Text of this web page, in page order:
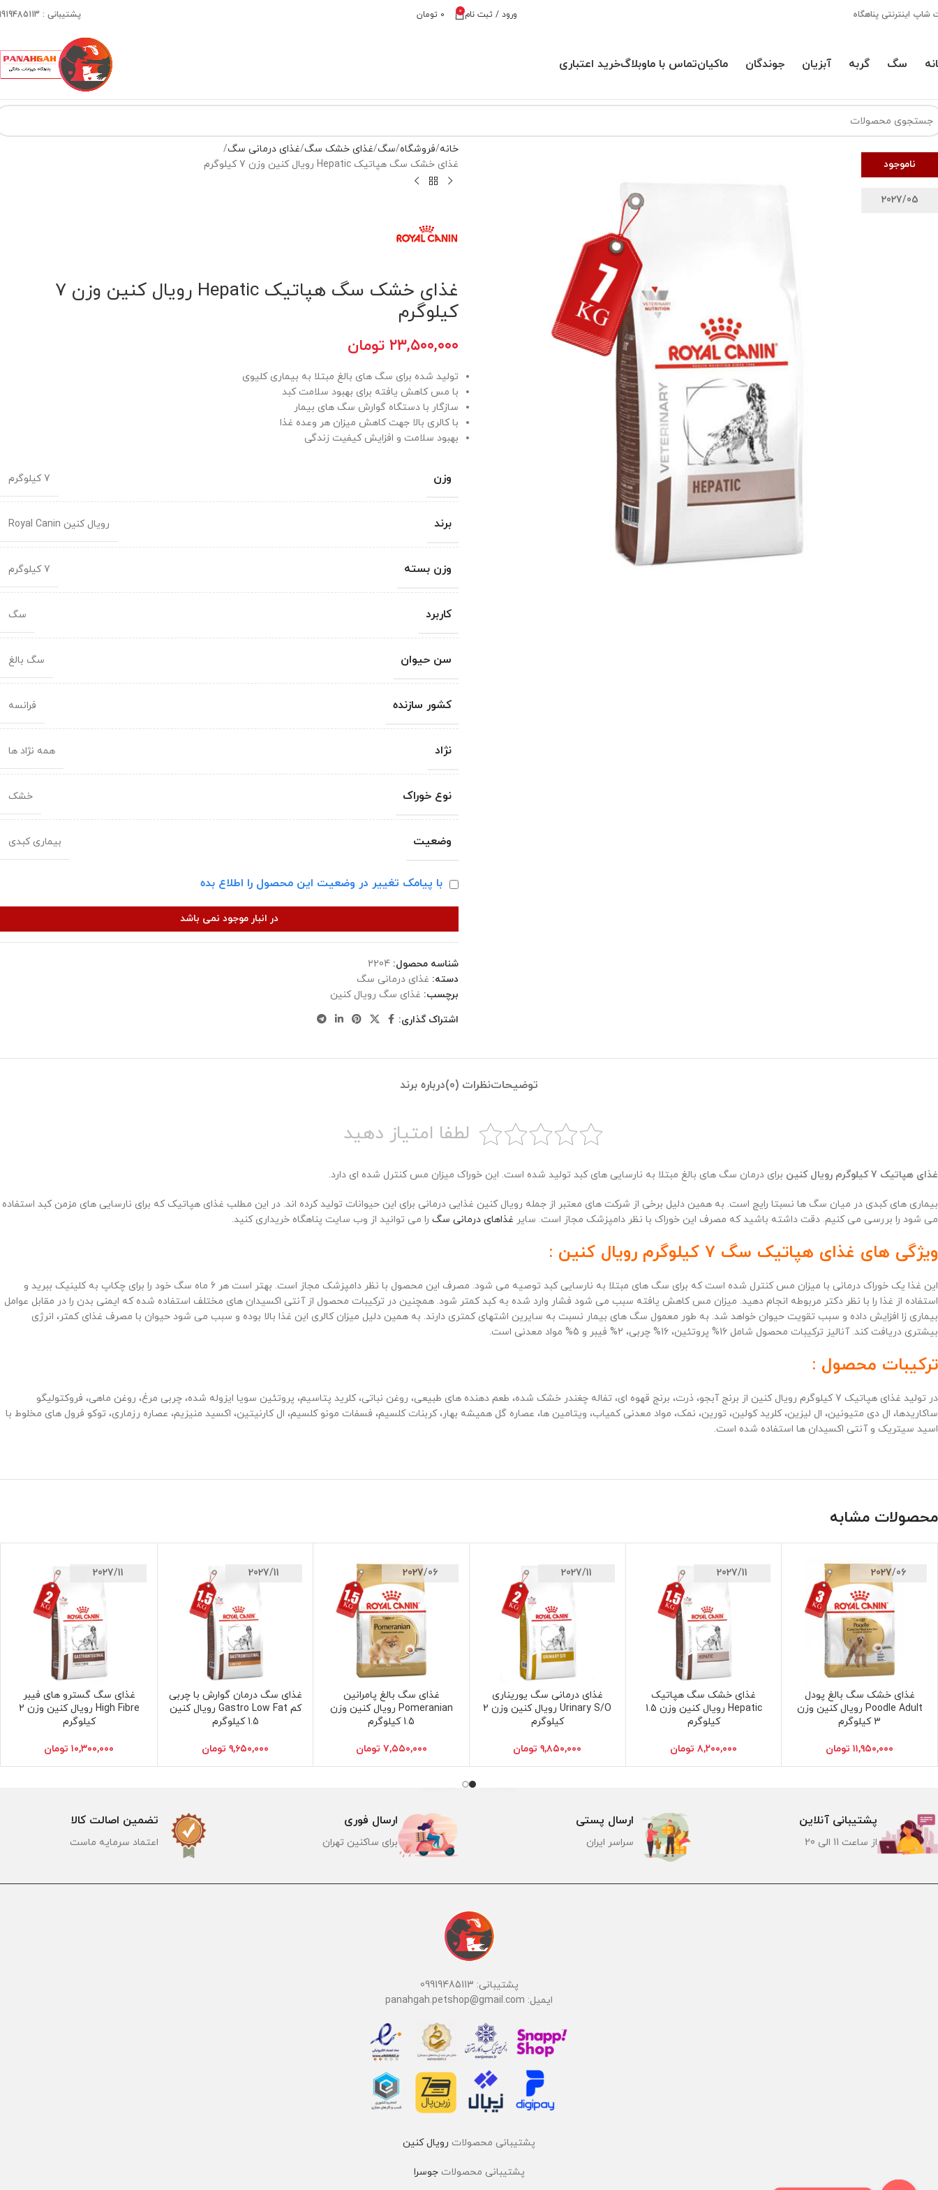
شاپ اینترنتی پناهگاه ورود / ثبت نام 0 ۰ تومان پشتیبانی : 09919485113
سگ گربه آبزیان جوندگان ماکیانتماس با ماوبلاگخرید اعتباری
ناموجود
2027/05
خانه فروشگاه سگ غذای خشک سگ غذای درمانی سگ
غذای خشک سگ هپاتیک Hepatic رویال کنین وزن 7 کیلوگرم
غذای خشک سگ هپاتیک Hepatic رویال کنین وزن 7
کیلوگرم
۲۳,۵۰۰,۰۰۰ تومان
تولید شده برای سگ های بالغ مبتلا به بیماری کلیوی
با مس کاهش یافته برای بهبود سلامت کبد
سازگار با دستگاه گوارش سگ های بیمار
با کالری بالا جهت کاهش میزان هر وعده غذا
بهبود سلامت و افزایش کیفیت زندگی
وزن 7 کیلوگرم
برند رویال کنین Royal Canin
وزن بسته 7 کیلوگرم
کاربرد سگ
سن حیوان سگ بالغ
کشور سازنده فرانسه
نژاد همه نژاد ها
نوع خوراک خشک
وضعیت بیماری کبدی
با پیامک تغییر در وضعیت این محصول را اطلاع بده
در انبار موجود نمی باشد
شناسه محصول: 2204
دسته: غذای درمانی سگ
برچسب: غذای سگ رویال کنین
اشتراک گذاری:
توضیحاتنظرات (0) درباره برند
لطفا امتیاز دهید
غذای هپاتیک 7 کیلوگرم رویال کنین برای درمان سگ های بالغ مبتلا به نارسایی های کبد تولید شده است. این خوراک میزان مس کنترل شده ای دارد.
بیماری های کبدی در میان سگ ها نسبتا رایج است. به همین دلیل برخی از شرکت های معتبر از جمله رویال کنین غذایی درمانی برای این حیوانات تولید کرده اند. در این مطلب غذای هپاتیک که برای نارسایی های مزمن کبد استفاده
می شود را بررسی می کنیم. دقت داشته باشید که مصرف این خوراک با نظر دامپزشک مجاز است. سایر غذاهای درمانی سگ را می توانید از وب سایت پناهگاه خریداری کنید.
ویژگی های غذای هپاتیک سگ 7 کیلوگرم رویال کنین :
این غذا یک خوراک درمانی با میزان مس کنترل شده است که برای سگ های مبتلا به نارسایی کبد توصیه می شود. مصرف این محصول با نظر دامپزشک مجاز است. بهتر است هر 6 ماه سگ خود را برای چکاپ به کلینیک ببرید و
استفاده از غذا را با نظر دکتر مربوطه انجام دهید. میزان مس کاهش یافته سبب می شود فشار وارد شده به کبد کمتر شود. همچنین در ترکیبات محصول از آنتی اکسیدان های مختلف استفاده شده که ایمنی بدن را در مقابل عوامل
بیماری زا افزایش داده و سبب تقویت حیوان خواهد شد. به طور معمول سگ های بیمار نسبت به سایرین اشتهای کمتری دارند. به همین دلیل میزان کالری این غذا بالا بوده و سبب می شود حیوان با مصرف غذای کمتر، انرژی
بیشتری دریافت کند. آنالیز ترکیبات محصول شامل 16% پروتئین، 16% چربی، 2% فیبر و 5% مواد معدنی است.
ترکیبات محصول :
در تولید غذای هپاتیک 7 کیلوگرم رویال کنین از برنج آبجو، ذرت، برنج قهوه ای، تفاله چغندر خشک شده، طعم دهنده های طبیعی، روغن نباتی، کلرید پتاسیم، پروتئین سویا ایزوله شده، چربی مرغ، روغن ماهی،
فروکتولیگو
ساکاریدها، ال دی متیونین، ال لیزین، کلرید کولین، تورین، نمک، مواد معدنی کمیاب، ویتامین ها، عصاره گل همیشه بهار، کربنات کلسیم، فسفات مونو کلسیم، ال کارنیتین، اکسید منیزیم، عصاره رزماری، توکو فرول های مخلوط با
اسید سیتریک و آنتی اکسیدان ها استفاده شده است.
محصولات مشابه
2027/06
افزودن به سبد خرید
غذای خشک سگ بالغ پودل
Poodle Adult رویال کنین وزن
3 کیلوگرم
۱۱,۹۵۰,۰۰۰ تومان
2027/11
افزودن به سبد خرید
غذای خشک سگ هپاتیک
Hepatic رویال کنین وزن 1.5
کیلوگرم
۸,۲۰۰,۰۰۰ تومان
2027/11
افزودن به سبد خرید
غذای درمانی سگ یوریناری
Urinary S/O رویال کنین وزن 2
کیلوگرم
۹,۸۵۰,۰۰۰ تومان
2027/06
افزودن به سبد خرید
غذای سگ بالغ پامرانین
Pomeranian رویال کنین وزن
1.5 کیلوگرم
۷,۵۵۰,۰۰۰ تومان
2027/11
افزودن به سبد خرید
غذای سگ درمان گوارش با چربی
کم Gastro Low Fat رویال کنین
1.5 کیلوگرم
۹,۶۵۰,۰۰۰ تومان
2027/11
افزودن به سبد خرید
غذای سگ گسترو های فیبر
High Fibre رویال کنین وزن 2
کیلوگرم
۱۰,۳۰۰,۰۰۰ تومان
تضمین اصالت کالا
اعتماد سرمایه ماست
ارسال فوری
برای ساکنین تهران
ارسال پستی
سراسر ایران
پشتیبانی آنلاین
از ساعت 11 الی 20
پشتیبانی: 09919485113
ایمیل: panahgah.petshop@gmail.com
پشتیبانی محصولات رویال کنین
پشتیبانی محصولاتجوسرا